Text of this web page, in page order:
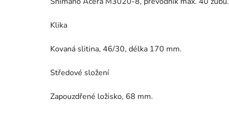
Klika
Kovaná slitina, 46/30, délka 170 mm.
Středové složení
Zapouzdřené ložisko, 68 mm.